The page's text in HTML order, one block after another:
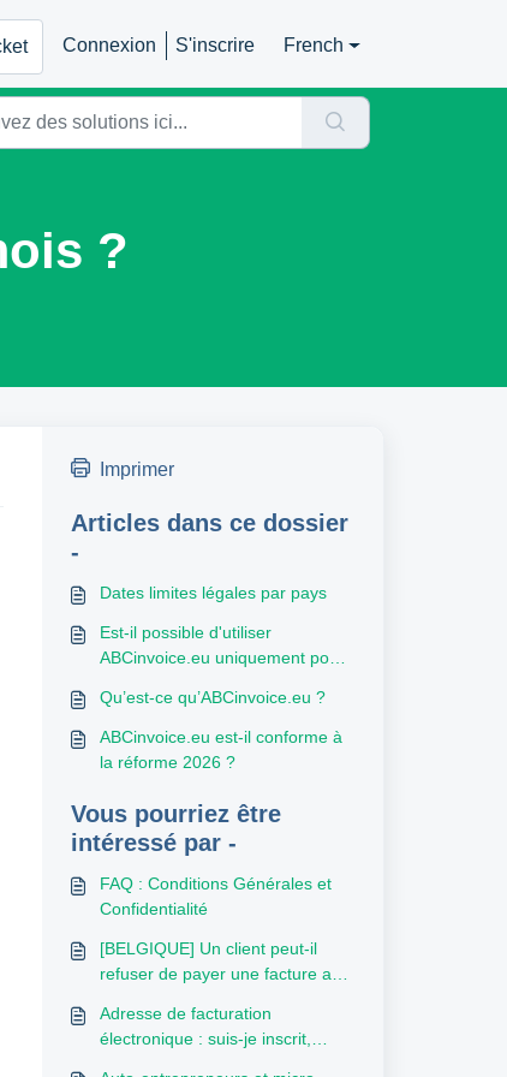
Connexion S'inscrire French
?
Imprimer
Articles dans ce dossier
-
Dates limites légales par pays
Est-il possible d'utiliser
ABCinvoice.eu uniquement pour
pour en recevoir) ?
Qu’est-ce qu’ABCinvoice.eu ?
ABCinvoice.eu est-il conforme à
la réforme 2026 ?
Vous pourriez être
intéressé par -
FAQ : Conditions Générales et
Confidentialité
[BELGIQUE] Un client peut-il
refuser de payer une facture au
via Peppol ?
Adresse de facturation
électronique : suis-je inscrit,